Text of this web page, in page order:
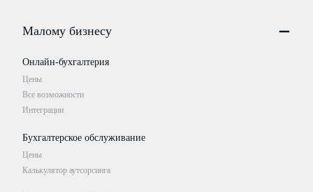
Малому бизнесу
Онлайн-бухгалтерия
Цены
Все возможности
Интеграции
Бухгалтерское обслуживание
Цены
Калькулятор аутсорсинга